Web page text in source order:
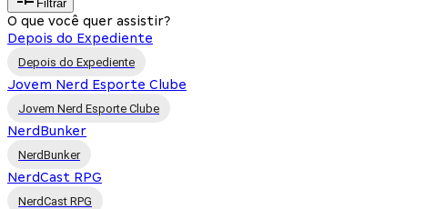
Filtrar
O que você quer assistir?
Depois do Expediente
Depois do Expediente
Jovem Nerd Esporte Clube
Jovem Nerd Esporte Clube
NerdBunker
NerdBunker
NerdCast RPG
NerdCast RPG